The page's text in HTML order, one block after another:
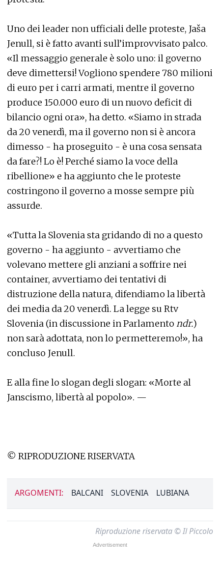
Uno dei leader non ufficiali delle proteste, Jaša
Jenull, si è fatto avanti sull’improvvisato palco.
«Il messaggio generale è solo uno: il governo
deve dimettersi! Vogliono spendere 780 milioni
di euro per i carri armati, mentre il governo
produce 150.000 euro di un nuovo deficit di
bilancio ogni ora», ha detto. «Siamo in strada
da 20 venerdì, ma il governo non si è ancora
dimesso - ha proseguito - è una cosa sensata
da fare?! Lo è! Perché siamo la voce della
ribellione» e ha aggiunto che le proteste
costringono il governo a mosse sempre più
assurde.
«Tutta la Slovenia sta gridando di no a questo
governo - ha aggiunto - avvertiamo che
volevano mettere gli anziani a soffrire nei
container, avvertiamo dei tentativi di
distruzione della natura, difendiamo la libertà
dei media da 20 venerdì. La legge su Rtv
Slovenia (in discussione in Parlamento ndr.)
non sarà adottata, non lo permetteremo!», ha
concluso Jenull.
E alla fine lo slogan degli slogan: «Morte al
Janscismo, libertà al popolo». —
© RIPRODUZIONE RISERVATA
ARGOMENTI: BALCANI SLOVENIA LUBIANA
Riproduzione riservata © Il Piccolo